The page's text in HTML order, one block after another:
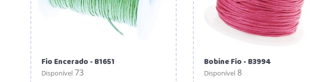
Fio Encerado - B1651
Disponível 73
Bobine Fio - B3994
Disponível 8